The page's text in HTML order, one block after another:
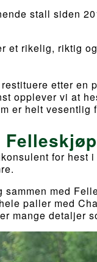
stall siden
et rikelig, riktig
etter en
opplever vi at
er helt vesentlig
for hest
sammen med
paller med
mange detaljer